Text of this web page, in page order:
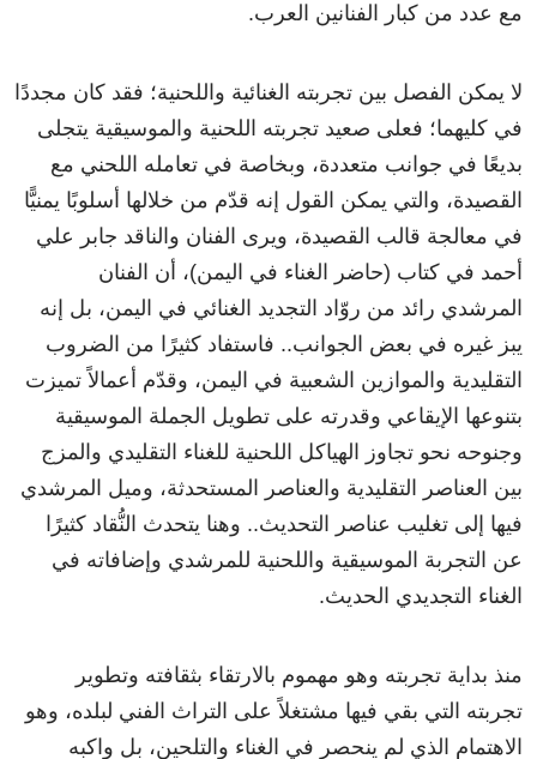
مع عدد من كبار الفنانين العرب.
لا يمكن الفصل بين تجربته الغنائية واللحنية؛ فقد كان مجددًا
في كليهما؛ فعلى صعيد تجربته اللحنية والموسيقية يتجلى
بديعًا في جوانب متعددة، وبخاصة في تعامله اللحني مع
القصيدة، والتي يمكن القول إنه قدّم من خلالها أسلوبًا يمنيًّا
في معالجة قالب القصيدة، ويرى الفنان والناقد جابر علي
أحمد في كتاب (حاضر الغناء في اليمن)، أن الفنان
المرشدي رائد من روّاد التجديد الغنائي في اليمن، بل إنه
يبز غيره في بعض الجوانب.. فاستفاد كثيرًا من الضروب
التقليدية والموازين الشعبية في اليمن، وقدّم أعمالاً تميزت
بتنوعها الإيقاعي وقدرته على تطويل الجملة الموسيقية
وجنوحه نحو تجاوز الهياكل اللحنية للغناء التقليدي والمزج
بين العناصر التقليدية والعناصر المستحدثة، وميل المرشدي
فيها إلى تغليب عناصر التحديث.. وهنا يتحدث النُّقاد كثيرًا
عن التجربة الموسيقية واللحنية للمرشدي وإضافاته في
الغناء التجديدي الحديث.
منذ بداية تجربته وهو مهموم بالارتقاء بثقافته وتطوير
تجربته التي بقي فيها مشتغلاً على التراث الفني لبلده، وهو
الاهتمام الذي لم ينحصر في الغناء والتلحين، بل واكبه